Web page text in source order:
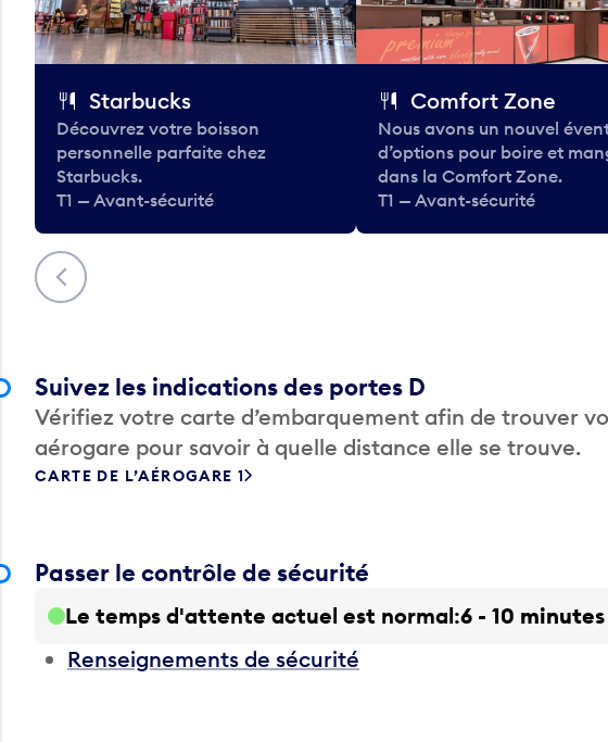
Précédent
Starbucks
Découvrez votre boisson
personnelle parfaite chez
Starbucks.
T1 — Avant-sécurité
Comfort Zone
Nous avons un nouvel
d’options pour boire et
dans la Comfort Zone.
T1 — Avant-sécurité
Suivez les indications des portes D
Vérifiez votre carte d’embarquement afin de trouver
aérogare pour savoir à quelle distance elle se trouve.
CARTE DE L’AÉROGARE 1
Passer le contrôle de sécurité
Le temps d'attente actuel est normal 6 - 10 minutes
Renseignements de sécurité